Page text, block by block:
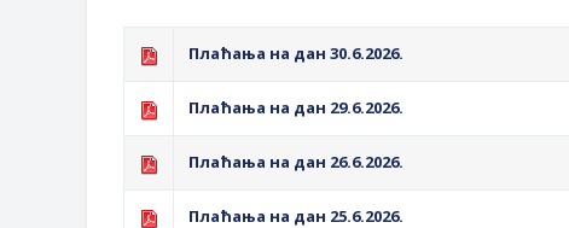
Обавјештење за предузетника - Вера
ЈАВНИ ПОЗИВ ЗА ПРИЈАВУ
Плаћања на дан 30.6.2026.
Плаћања на дан 29.6.2026.
Плаћања на дан 26.6.2026.
Плаћања на дан 25.6.2026.